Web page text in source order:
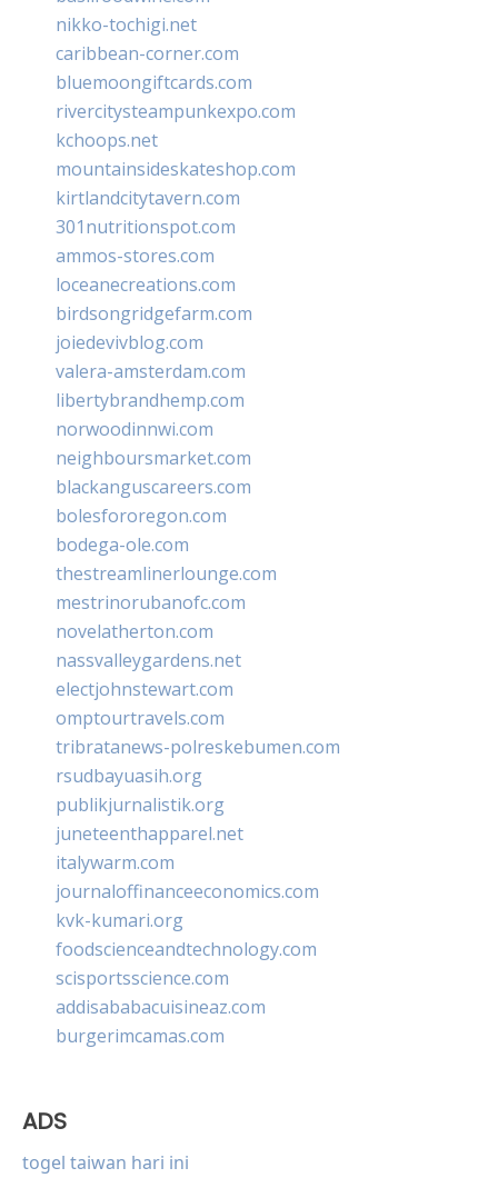
nikko-tochigi.net
caribbean-corner.com
bluemoongiftcards.com
rivercitysteampunkexpo.com
kchoops.net
mountainsideskateshop.com
kirtlandcitytavern.com
301nutritionspot.com
ammos-stores.com
loceanecreations.com
birdsongridgefarm.com
joiedevivblog.com
valera-amsterdam.com
libertybrandhemp.com
norwoodinnwi.com
neighboursmarket.com
blackanguscareers.com
bolesfororegon.com
bodega-ole.com
thestreamlinerlounge.com
mestrinorubanofc.com
novelatherton.com
nassvalleygardens.net
electjohnstewart.com
omptourtravels.com
tribratanews-polreskebumen.com
rsudbayuasih.org
publikjurnalistik.org
juneteenthapparel.net
italywarm.com
journaloffinanceeconomics.com
kvk-kumari.org
foodscienceandtechnology.com
scisportsscience.com
addisababacuisineaz.com
burgerimcamas.com
ADS
togel taiwan hari ini